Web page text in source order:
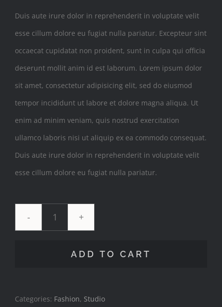
Duis aute irure dolor in reprehenderit in voluptate velit
esse cillum dolore eu fugiat nulla pariatur. Excepteur sint
occaecat cupidatat non proident, sunt in culpa qui officia
deserunt mollit anim id est laborum. Lorem ipsum dolor
sit amet, consectetur adipisicing elit, sed do eiusmod
tempor incididunt ut labore et dolore magna aliqua. Ut
enim ad minim veniam, quis nostrud exercitation
ullamco laboris nisi ut aliquip ex ea commodo consequat.
Duis aute irure dolor in reprehenderit in voluptate velit
esse cillum dolore eu fugiat nulla pariatur.
Levee
quantity
ADD TO CART
Categories: Fashion, Studio